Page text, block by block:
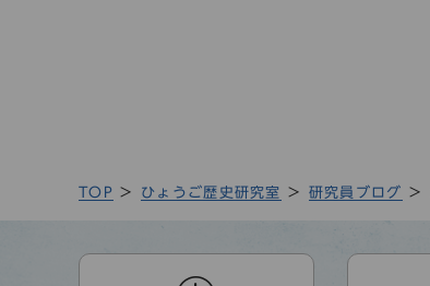
TOP ひょうご歴史研究室 研究員ブログ